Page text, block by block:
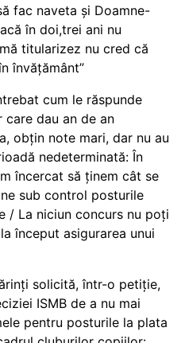
fac naveta și Doamne-
în doi,trei ani nu
titularizez nu cred că
învățământ”
cum le răspunde
care dau an de an
obțin note mari, dar nu au
nedeterminată: În
încercat să ținem cât se
sub control posturile
/ La niciun concurs nu poți
început asigurarea unui
solicită, într-o petiție,
ISMB de a nu mai
pentru posturile la plata